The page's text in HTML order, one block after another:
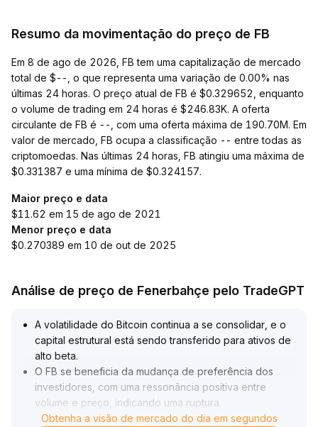
Resumo da movimentação do preço de FB
Em 8 de ago de 2026, FB tem uma capitalização de mercado
total de $--, o que representa uma variação de 0.00% nas
últimas 24 horas. O preço atual de FB é $0.329652, enquanto
o volume de trading em 24 horas é $246.83K. A oferta
circulante de FB é --, com uma oferta máxima de 190.70M. Em
valor de mercado, FB ocupa a classificação -- entre todas as
criptomoedas. Nas últimas 24 horas, FB atingiu uma máxima de
$0.331387 e uma mínima de $0.324157.
Maior preço e data
$11.62 em 15 de ago de 2021
Menor preço e data
$0.270389 em 10 de out de 2025
Análise de preço de Fenerbahçe pelo TradeGPT
A volatilidade do Bitcoin continua a se consolidar, e o
capital estrutural está sendo transferido para ativos de
alto beta.
O FB se beneficia da mudança de preferência dos
investidores, com uma ressonância positiva entre
volume e preço, indicando uma ruptura
Do ponto de vista técnico, o suporte de curto prazo
Obtenha a visão de mercado do dia em segundos